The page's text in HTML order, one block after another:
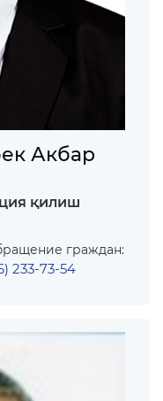
Акбар
қилиш
граждан:
233-73-54